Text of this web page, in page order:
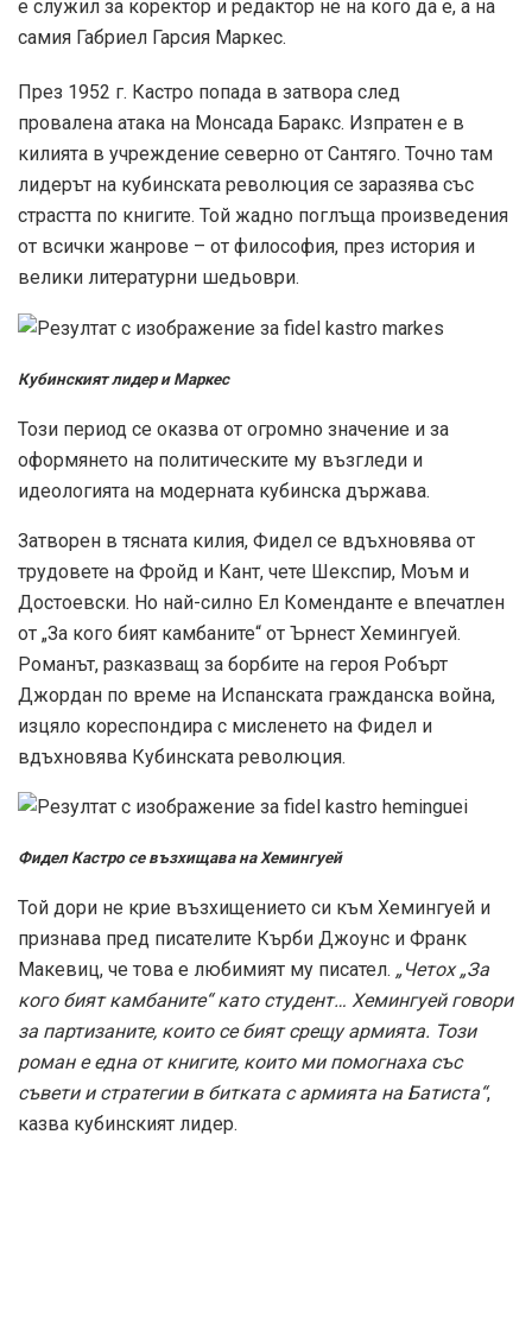
е служил за коректор и редактор не на кого да е, а на
самия Габриел Гарсия Маркес.
През 1952 г. Кастро попада в затвора след
провалена атака на Монсада Баракс. Изпратен е в
килията в учреждение северно от Сантяго. Точно там
лидерът на кубинската революция се заразява със
страстта по книгите. Той жадно поглъща произведения
от всички жанрове – от философия, през история и
велики литературни шедьоври.
Кубинският лидер и Маркес
Този период се оказва от огромно значение и за
оформянето на политическите му възгледи и
идеологията на модерната кубинска държава.
Затворен в тясната килия, Фидел се вдъхновява от
трудовете на Фройд и Кант, чете Шекспир, Моъм и
Достоевски. Но най-силно Ел Коменданте е впечатлен
от „За кого бият камбаните“ от Ърнест Хемингуей.
Романът, разказващ за борбите на героя Робърт
Джордан по време на Испанската гражданска война,
изцяло кореспондира с мисленето на Фидел и
вдъхновява Кубинската революция.
Фидел Кастро се възхищава на Хемингуей
Той дори не крие възхищението си към Хемингуей и
признава пред писателите Кърби Джоунс и Франк
Макевиц, че това е любимият му писател. „Четох „За
кого бият камбаните“ като студент… Хемингуей говори
за партизаните, които се бият срещу армията. Този
роман е една от книгите, които ми помогнаха със
съвети и стратегии в битката с армията на Батиста“,
казва кубинският лидер.